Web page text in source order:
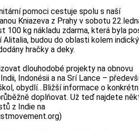
pomoci cestuje spolu s naší
Kniazeva z Prahy v sobotu
100 kg nákladu zdarma, která byla
budou do oblasti kolem
hračky a deky.
dlouhodobé projekty na obnovu
Indonésii a na Srí Lance –
obydlí…Bližší informace o
doplňovat. Už teď najdete
z Indie na